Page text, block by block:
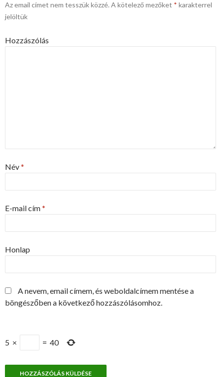
Az email címet nem tesszük közzé. A kötelező mezőket * karakterrel
jelöltük
Hozzászólás
Név*
E-mail cím*
Honlap
A nevem, email címem, és weboldalcímem mentése a
böngészőben a következő hozzászólásomhoz.
5 × = 40